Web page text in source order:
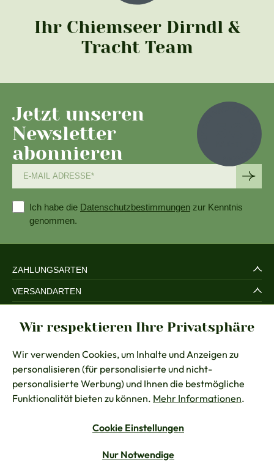
Ihr Chiemseer Dirndl &
Tracht Team
Jetzt unseren
Newsletter
abonnieren
Ich habe die Datenschutzbestimmungen zur Kenntnis
genommen.
ZAHLUNGSARTEN
VERSANDARTEN
RECHTLICHES
BERATUNG
KONTAKT
Vertrag widerrufen
Wir respektieren Ihre Privatsphäre
Wir verwenden Cookies, um Inhalte und Anzeigen zu
personalisieren (für personalisierte und nicht-
personalisierte Werbung) und Ihnen die bestmögliche
Funktionalität bieten zu können. Mehr Informationen.
Cookie Einstellungen
Nur Notwendige